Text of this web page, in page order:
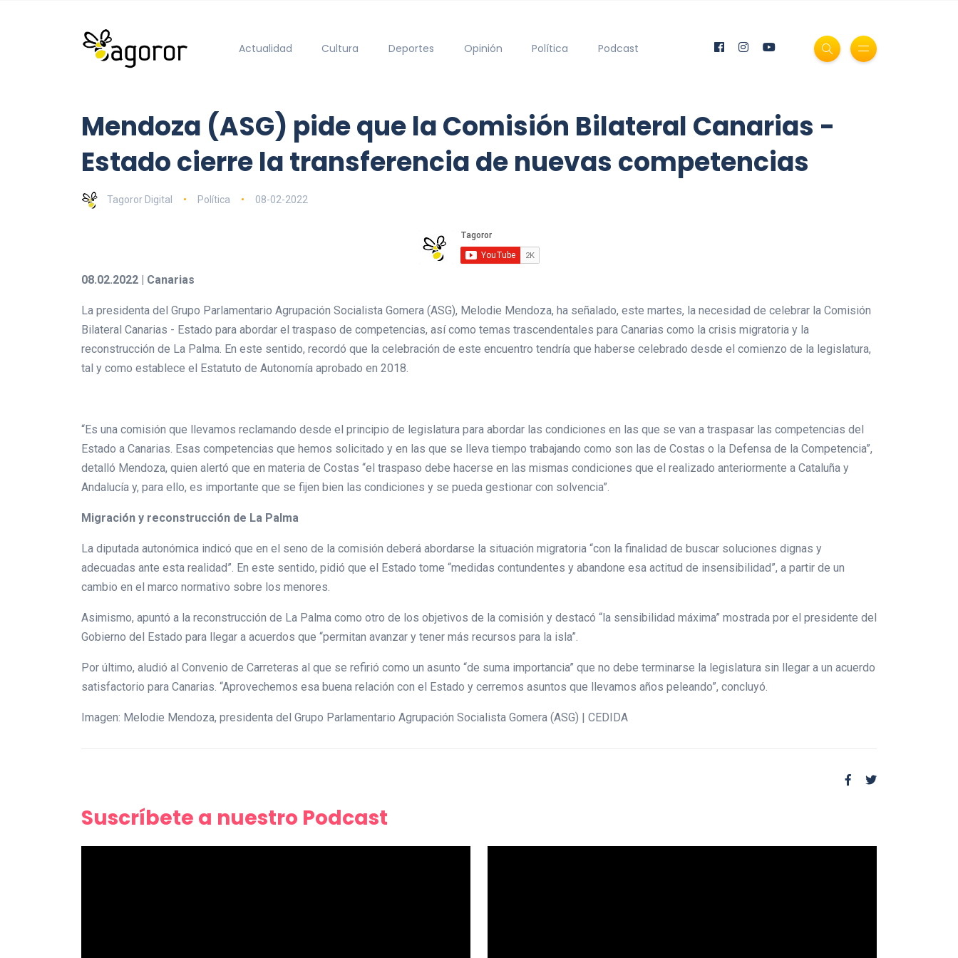
Actualidad Cultura Deportes Opinión Política Podcast
Mendoza (ASG) pide que la Comisión Bilateral Canarias -
Estado cierre la transferencia de nuevas competencias
Tagoror Digital Política 08-02-2022
08.02.2022 | Canarias
La presidenta del Grupo Parlamentario Agrupación Socialista Gomera (ASG), Melodie Mendoza, ha señalado, este martes, la necesidad de celebrar la Comisión
Bilateral Canarias - Estado para abordar el traspaso de competencias, así como temas trascendentales para Canarias como la crisis migratoria y la
reconstrucción de La Palma. En este sentido, recordó que la celebración de este encuentro tendría que haberse celebrado desde el comienzo de la legislatura,
tal y como establece el Estatuto de Autonomía aprobado en 2018.
“Es una comisión que llevamos reclamando desde el principio de legislatura para abordar las condiciones en las que se van a traspasar las competencias del
Estado a Canarias. Esas competencias que hemos solicitado y en las que se lleva tiempo trabajando como son las de Costas o la Defensa de la Competencia”,
detalló Mendoza, quien alertó que en materia de Costas “el traspaso debe hacerse en las mismas condiciones que el realizado anteriormente a Cataluña y
Andalucía y, para ello, es importante que se fijen bien las condiciones y se pueda gestionar con solvencia”.
Migración y reconstrucción de La Palma
La diputada autonómica indicó que en el seno de la comisión deberá abordarse la situación migratoria “con la finalidad de buscar soluciones dignas y
adecuadas ante esta realidad”. En este sentido, pidió que el Estado tome “medidas contundentes y abandone esa actitud de insensibilidad”, a partir de un
cambio en el marco normativo sobre los menores.
Asimismo, apuntó a la reconstrucción de La Palma como otro de los objetivos de la comisión y destacó “la sensibilidad máxima” mostrada por el presidente del
Gobierno del Estado para llegar a acuerdos que “permitan avanzar y tener más recursos para la isla”.
Por último, aludió al Convenio de Carreteras al que se refirió como un asunto “de suma importancia” que no debe terminarse la legislatura sin llegar a un acuerdo
satisfactorio para Canarias. “Aprovechemos esa buena relación con el Estado y cerremos asuntos que llevamos años peleando”, concluyó.
Imagen: Melodie Mendoza, presidenta del Grupo Parlamentario Agrupación Socialista Gomera (ASG) | CEDIDA
Suscríbete a nuestro Podcast